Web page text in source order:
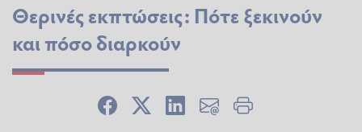
Θερινές εκπτώσεις: Πότε ξεκινούν
και πόσο διαρκούν